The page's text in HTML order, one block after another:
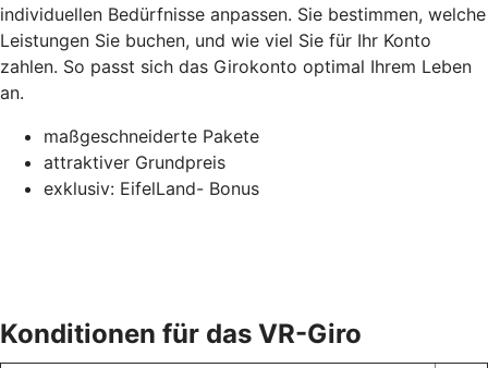
individuellen Bedürfnisse anpassen. Sie bestimmen, welche
Leistungen Sie buchen, und wie viel Sie für Ihr Konto
zahlen. So passt sich das Girokonto optimal Ihrem Leben
an.
maßgeschneiderte Pakete
attraktiver Grundpreis
exklusiv: EifelLand- Bonus
Konditionen für das VR-Giro